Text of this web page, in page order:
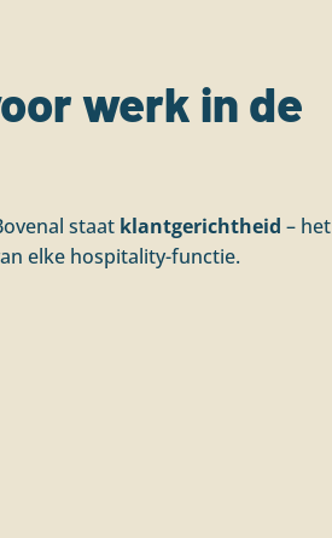
werk in de
staat klantgerichtheid – het
elke hospitality-functie.